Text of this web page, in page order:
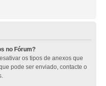
no Fórum?
os tipos de anexos que
pode ser enviado, contacte o